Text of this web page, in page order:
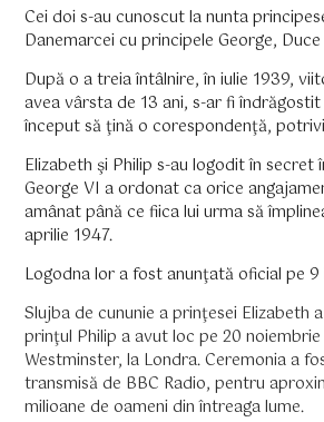
Cei doi s-au cunoscut la nunta
Danemarcei cu principele George,
După o a treia întâlnire, în iulie 1939,
avea vârsta de 13 ani, s-ar fi
început să ţină o corespondenţă,
Elizabeth şi Philip s-au logodit în secret
George VI a ordonat ca orice
amânat până ce fiica lui urma să
aprilie 1947.
Logodna lor a fost anunţată oficial pe 9
Slujba de cununie a prinţesei Elizabeth
prinţul Philip a avut loc pe 20
Westminster, la Londra. Ceremonia a
transmisă de BBC Radio, pentru
milioane de oameni din întreaga lume.